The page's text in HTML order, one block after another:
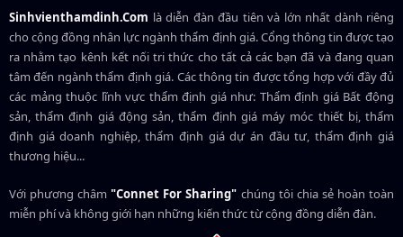
Sinhvienthamdinh.Com là diễn đàn đầu tiên và lớn nhất dành riêng
cho cộng đồng nhân lực ngànhthẩm định giá. Cổng thông tin được tạo
ra nhằm tạo kênh kết nối tri thức cho tất cả các bạn đã và đang quan
tâm đến ngành thẩm định giá. Các thông tin được tổng hợp với đầy đủ
các mảng thuộc lĩnh vực thẩm định giá như: Thẩm định giá Bất động
sản, thẩm định giá động sản, thẩm định giá máy móc thiết bị, thẩm
định giá doanh nghiệp, thẩm định giá dự án đầu tư, thẩm định giá
thương hiệu...
Với phương châm"Connet For Sharing" chúng tôi chia sẻ hoàn toàn
miễn phí và không giới hạn những kiến thức từ cộng đồng diễn đàn.